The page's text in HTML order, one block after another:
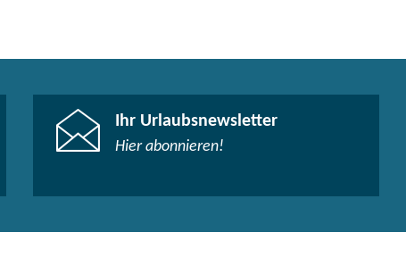
Ihr Urlaubsnewsletter
Hier abonnieren!